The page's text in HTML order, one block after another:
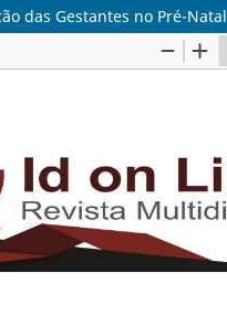
das Gestantes no Pré-Natal